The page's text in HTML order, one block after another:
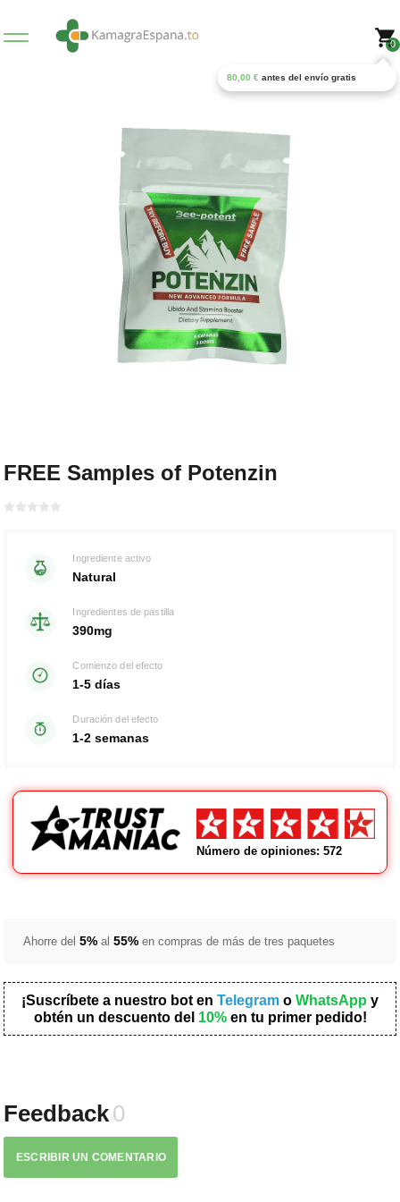
0
80,00 € antes del envío gratis
FREE Samples of Potenzin
Ingrediente activo
Natural
Ingredientes de pastilla
390mg
Comienzo del efecto
1-5 días
Duración del efecto
1-2 semanas
Número de opiniones: 572
Ahorre del5%al55%en compras de más de tres paquetes
¡Suscríbete a nuestro bot en Telegram o WhatsApp y
obtén un descuento del 10%en tu primer pedido!
Feedback0
ESCRIBIR UN COMENTARIO